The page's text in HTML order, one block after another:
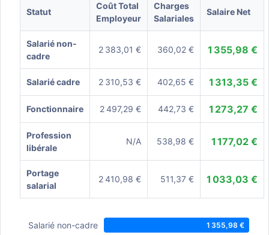
Statut
Coût Total
Employeur
Charges
Salariales
Salaire Net
Salarié non-
cadre
2 383,01 € 360,02 € 1 355,98 €
Salarié cadre 2 310,53 € 402,65 € 1 313,35 €
Fonctionnaire 2 497,29 € 442,73 € 1 273,27 €
Profession
libérale
N/A 538,98 € 1 177,02 €
Portage
salarial
2 410,98 € 511,37 € 1 033,03 €
Salarié non-cadre 1 355,98 €